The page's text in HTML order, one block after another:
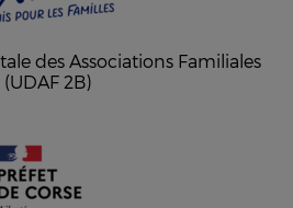
des Associations Familiales
(UDAF 2B)